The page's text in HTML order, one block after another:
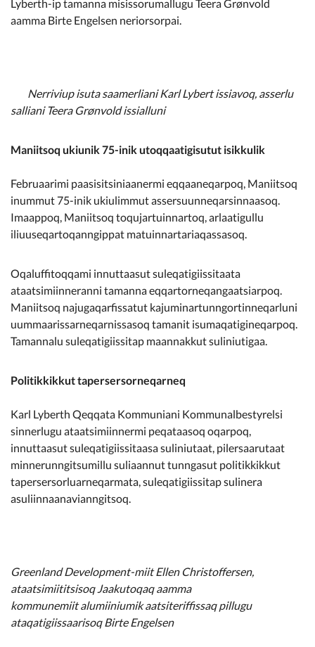
Lyberth-ip tamanna misissorumallugu Teera Grønvold
aamma Birte Engelsen neriorsorpai.
Nerriviup isuta saamerliani Karl Lybert issiavoq, asserlu
salliani Teera Grønvold issialluni
Maniitsoq ukiunik 75-inik utoqqaatigisutut isikkulik
Februaarimi paasisitsiniaanermi eqqaaneqarpoq, Maniitsoq
inummut 75-inik ukiulimmut assersuunneqarsinnaasoq.
Imaappoq, Maniitsoq toqujartuinnartoq, arlaatigullu
iliuuseqartoqanngippat matuinnartariaqassasoq.
Oqaluffitoqqami innuttaasut suleqatigiissitaata
ataatsimiinneranni tamanna eqqartorneqangaatsiarpoq.
Maniitsoq najugaqarfissatut kajuminartunngortinneqarluni
uummaarissarneqarnissasoq tamanit isumaqatigineqarpoq.
Tamannalu suleqatigiissitap maannakkut suliniutigaa.
Politikkikkut tapersersorneqarneq
Karl Lyberth Qeqqata Kommuniani Kommunalbestyrelsi
sinnerlugu ataatsimiinnermi peqataasoq oqarpoq,
innuttaasut suleqatigiissitaasa suliniutaat, pilersaarutaat
minnerunngitsumillu suliaannut tunngasut politikkikkut
tapersersorluarneqarmata, suleqatigiissitap sulinera
asuliinnaanavianngitsoq.
Greenland Development-miit Ellen Christoffersen,
ataatsimiititsisoq Jaakutoqaq aamma
kommunemiit alumiiniumik aatsiteriffissaq pillugu
ataqatigiissaarisoq Birte Engelsen